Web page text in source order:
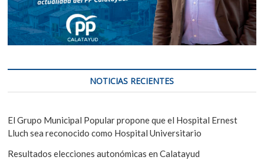
NOTICIAS RECIENTES
El Grupo Municipal Popular propone que el Hospital Ernest
Lluch sea reconocido como Hospital Universitario
Resultados elecciones autonómicas en Calatayud